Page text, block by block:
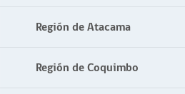
Región de Atacama
Región de Coquimbo